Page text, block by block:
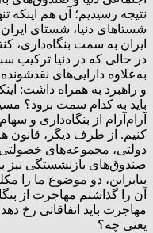
نتیجه رسیدیم؛ آن هم
شستاهای دنیا، شستای
ایران به سمت بنگاه‌داری،
در حالی‌ که در دنیا ترکیب
به‌علاوه دارایی‌های
و راهبرد به همراه داشت:
باید به کدام سمت برود؟
آرام‌آرام از بنگاه‌داری و
کنیم. از طرف دیگر،
دولتی، مجموعه‌های
صندوق‌های بازنشستگی نیز
بنابراین، دو موضوع ما را
آن را گذاشتم مهاجرت از
مهاجرت باید اتفاقاتی رخ
یعنی چه؟